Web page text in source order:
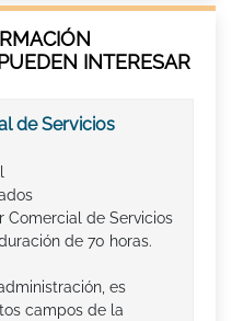
INTERESAR
de Servicios
Comercial de Servicios
de 70 horas.
es
campos de la